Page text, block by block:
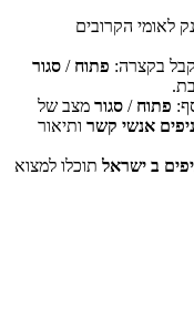
אישור
לאומי הקרובים
בקצרה: פתוח / סגור
פתוח / סגור מצב של
אנשי קשר ותיאור
ב ישראל תוכלו למצוא